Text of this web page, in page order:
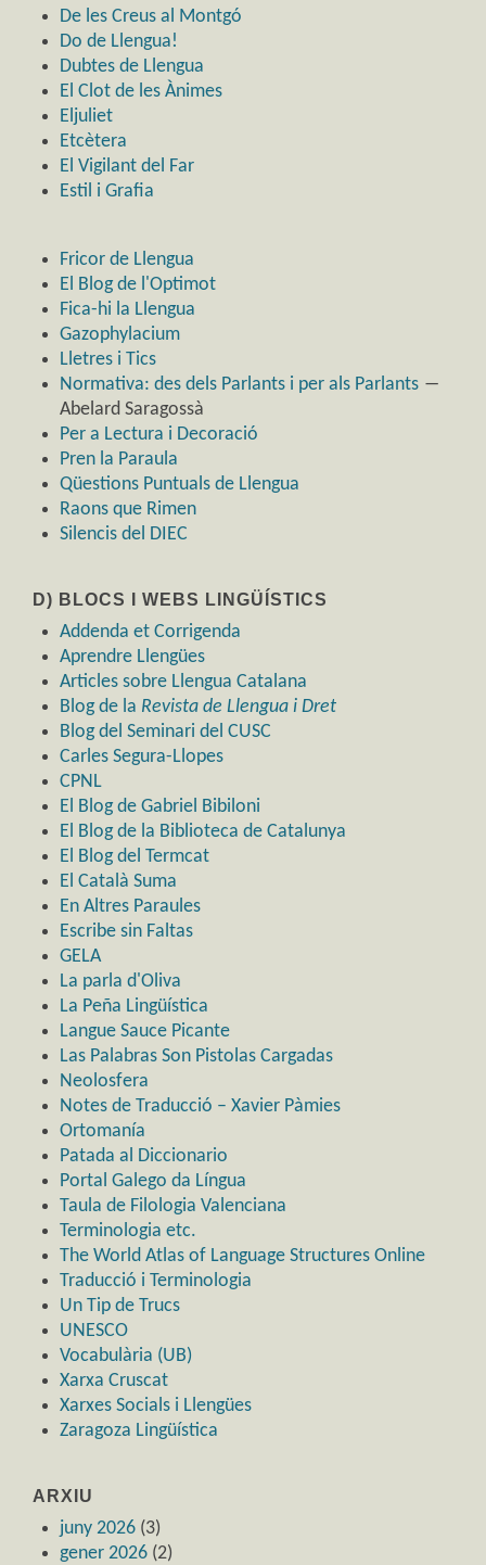
De les Creus al Montgó
Do de Llengua!
Dubtes de Llengua
El Clot de les Ànimes
Eljuliet
Etcètera
El Vigilant del Far
Estil i Grafia
Fricor de Llengua
El Blog de l'Optimot
Fica-hi la Llengua
Gazophylacium
Lletres i Tics
Normativa: des dels Parlants i per als Parlants ―
Abelard Saragossà
Per a Lectura i Decoració
Pren la Paraula
Qüestions Puntuals de Llengua
Raons que Rimen
Silencis del DIEC
D) BLOCS I WEBS LINGÜÍSTICS
Addenda et Corrigenda
Aprendre Llengües
Articles sobre Llengua Catalana
Blog de la Revista de Llengua i Dret
Blog del Seminari del CUSC
Carles Segura-Llopes
CPNL
El Blog de Gabriel Bibiloni
El Blog de la Biblioteca de Catalunya
El Blog del Termcat
El Català Suma
En Altres Paraules
Escribe sin Faltas
GELA
La parla d'Oliva
La Peña Lingüística
Langue Sauce Picante
Las Palabras Son Pistolas Cargadas
Neolosfera
Notes de Traducció – Xavier Pàmies
Ortomanía
Patada al Diccionario
Portal Galego da Língua
Taula de Filologia Valenciana
Terminologia etc.
The World Atlas of Language Structures Online
Traducció i Terminologia
Un Tip de Trucs
UNESCO
Vocabulària (UB)
Xarxa Cruscat
Xarxes Socials i Llengües
Zaragoza Lingüística
ARXIU
juny 2026 (3)
gener 2026 (2)